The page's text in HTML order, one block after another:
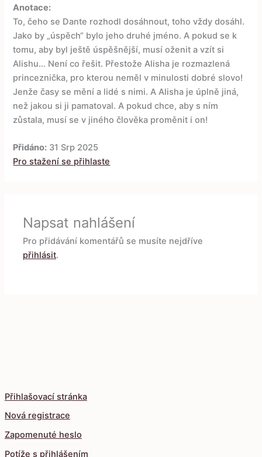
Přihlašovací stránka
Nová registrace
Zapomenuté heslo
Potíže s přihlášením
Anotace:
To, čeho se Dante rozhodl dosáhnout, toho vždy dosáhl.
Jako by „úspěch“ bylo jeho druhé jméno. A pokud se k
tomu, aby byl ještě úspěšnější, musí oženit a vzít si
Alishu… Není co řešit. Přestože Alisha je rozmazlená
princeznička, pro kterou neměl v minulosti dobré slovo!
Jenže časy se mění a lidé s nimi. A Alisha je úplně jiná,
než jakou si ji pamatoval. A pokud chce, aby s ním
zůstala, musí se v jiného člověka proměnit i on!
Přidáno: 31 Srp 2025
Pro stažení se přihlaste
Napsat nahlášení
Pro přidávání komentářů se musíte nejdříve
přihlásit.